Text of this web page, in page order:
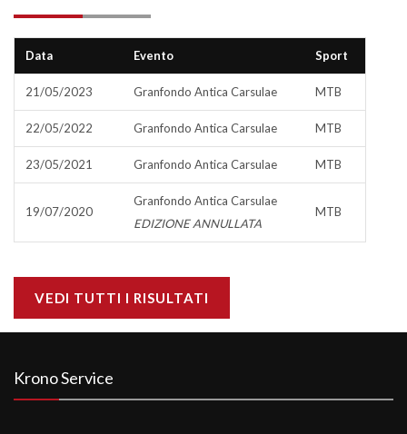
Data Evento Sport
21/05/2023 Granfondo Antica Carsulae MTB
22/05/2022 Granfondo Antica Carsulae MTB
23/05/2021 Granfondo Antica Carsulae MTB
19/07/2020
Granfondo Antica Carsulae
EDIZIONE ANNULLATA
MTB
VEDI TUTTI I RISULTATI
Krono Service